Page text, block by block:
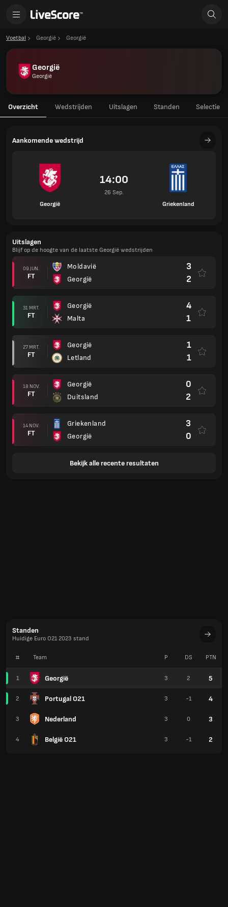
Voetbal Georgië Georgië
Georgië
Georgië
Overzicht Wedstrijden Uitslagen Standen Selectie
Aankomende wedstrijd
Georgië
14:00
26 Sep.
Griekenland
Uitslagen
Blijf op de hoogte van de laatste Georgië wedstrijden
09 JUN.
FT
Moldavië
Georgië
3
2
31 MRT.
FT
Georgië
Malta
4
1
27 MRT.
FT
Georgië
Letland
1
1
18 NOV.
FT
Georgië
Duitsland
0
2
14 NOV.
FT
Griekenland
Georgië
3
0
Bekijk alle recente resultaten
Standen
Huidige Euro O21 2023 stand
# Team
1 Georgië
2 Portugal O21
3 Nederland
4 België O21
P DS PTN
3 2 5
3 -1 4
3 0 3
3 -1 2